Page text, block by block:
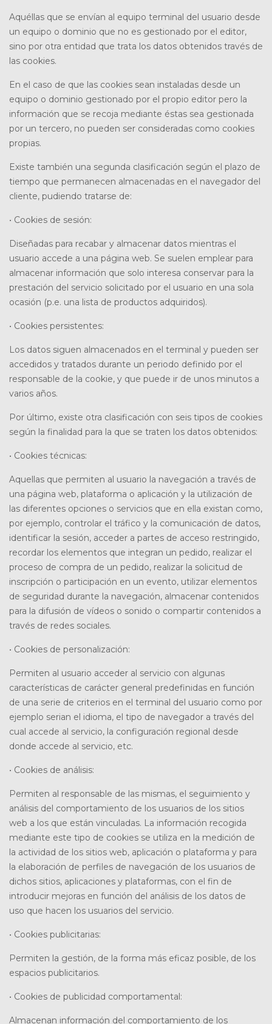
Aquéllas que se envían al equipo terminal del usuario desde
un equipo o dominio que no es gestionado por el editor,
sino por otra entidad que trata los datos obtenidos través de
las cookies.
En el caso de que las cookies sean instaladas desde un
equipo o dominio gestionado por el propio editor pero la
información que se recoja mediante éstas sea gestionada
por un tercero, no pueden ser consideradas como cookies
propias.
Existe también una segunda clasificación según el plazo de
tiempo que permanecen almacenadas en el navegador del
cliente, pudiendo tratarse de:
• Cookies de sesión:
Diseñadas para recabar y almacenar datos mientras el
usuario accede a una página web. Se suelen emplear para
almacenar información que solo interesa conservar para la
prestación del servicio solicitado por el usuario en una sola
ocasión (p.e. una lista de productos adquiridos).
• Cookies persistentes:
Los datos siguen almacenados en el terminal y pueden ser
accedidos y tratados durante un periodo definido por el
responsable de la cookie, y que puede ir de unos minutos a
varios años.
Por último, existe otra clasificación con seis tipos de cookies
según la finalidad para la que se traten los datos obtenidos:
• Cookies técnicas:
Aquellas que permiten al usuario la navegación a través de
una página web, plataforma o aplicación y la utilización de
las diferentes opciones o servicios que en ella existan como,
por ejemplo, controlar el tráfico y la comunicación de datos,
identificar la sesión, acceder a partes de acceso restringido,
recordar los elementos que integran un pedido, realizar el
proceso de compra de un pedido, realizar la solicitud de
inscripción o participación en un evento, utilizar elementos
de seguridad durante la navegación, almacenar contenidos
para la difusión de vídeos o sonido o compartir contenidos a
través de redes sociales.
• Cookies de personalización:
Permiten al usuario acceder al servicio con algunas
características de carácter general predefinidas en función
de una serie de criterios en el terminal del usuario como por
ejemplo serian el idioma, el tipo de navegador a través del
cual accede al servicio, la configuración regional desde
donde accede al servicio, etc.
• Cookies de análisis:
Permiten al responsable de las mismas, el seguimiento y
análisis del comportamiento de los usuarios de los sitios
web a los que están vinculadas. La información recogida
mediante este tipo de cookies se utiliza en la medición de
la actividad de los sitios web, aplicación o plataforma y para
la elaboración de perfiles de navegación de los usuarios de
dichos sitios, aplicaciones y plataformas, con el fin de
introducir mejoras en función del análisis de los datos de
uso que hacen los usuarios del servicio.
• Cookies publicitarias:
Permiten la gestión, de la forma más eficaz posible, de los
espacios publicitarios.
• Cookies de publicidad comportamental:
Almacenan información del comportamiento de los